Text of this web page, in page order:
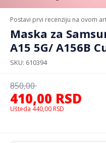
Postavi prvi recenziju na ovom
Maska za
A15 5G/ A156B
SKU 610394
410,00 RSD
850,00
Ušteda 440,00 RSD